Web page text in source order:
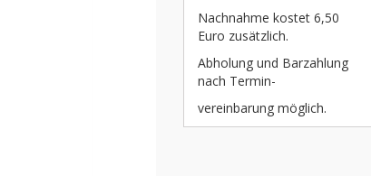
Nachnahme kostet 6,50
Euro zusätzlich.
Abholung und Barzahlung
nach Termin-
vereinbarung möglich.